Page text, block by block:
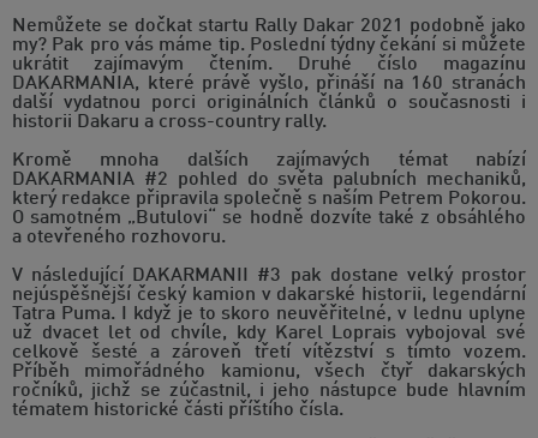
Nemůžete se dočkat startu Rally Dakar 2021 podobně jako
my? Pak pro vás máme tip. Poslední týdny čekání si můžete
ukrátit zajímavým čtením. Druhé číslo magazínu
DAKARMANIA, které právě vyšlo, přináší na 160 stranách
další vydatnou porci originálních článků o současnosti i
historii Dakaru a cross-country rally.
Kromě mnoha dalších zajímavých témat nabízí
DAKARMANIA #2 pohled do světa palubních mechaniků,
který redakce připravila společně s naším Petrem Pokorou.
O samotném „Butulovi“ se hodně dozvíte také z obsáhlého
a otevřeného rozhovoru.
V následující DAKARMANII #3 pak dostane velký prostor
nejúspěšnější český kamion v dakarské historii, legendární
Tatra Puma. I když je to skoro neuvěřitelné, v lednu uplyne
už dvacet let od chvíle, kdy Karel Loprais vybojoval své
celkově šesté a zároveň třetí vítězství s tímto vozem.
Příběh mimořádného kamionu, všech čtyř dakarských
ročníků, jichž se zúčastnil, i jeho nástupce bude hlavním
tématem historické části příštího čísla.